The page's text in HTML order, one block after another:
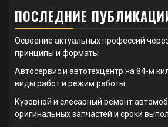
ПОСЛЕДНИЕ
Освоение актуальных профессий
принципы и форматы
Автосервис и автотехцентр на 84-м
виды работ и режим работы
Кузовной и слесарный ремонт
оригинальных запчастей и сроки